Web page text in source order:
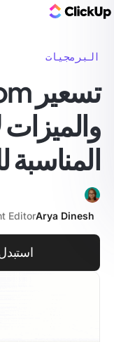
البرمجيات
والميزات
المناسبة
Arya Dinesh
Editor